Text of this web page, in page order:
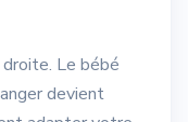
Le bébé
devient